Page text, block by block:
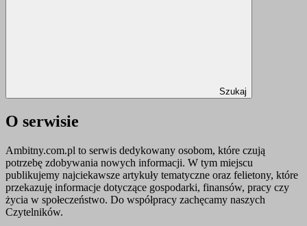
Szukaj
O serwisie
Ambitny.com.pl to serwis dedykowany osobom, które czują
potrzebę zdobywania nowych informacji. W tym miejscu
publikujemy najciekawsze artykuły tematyczne oraz felietony, które
przekazuję informacje dotyczące gospodarki, finansów, pracy czy
życia w społeczeństwo. Do współpracy zachęcamy naszych
Czytelników.